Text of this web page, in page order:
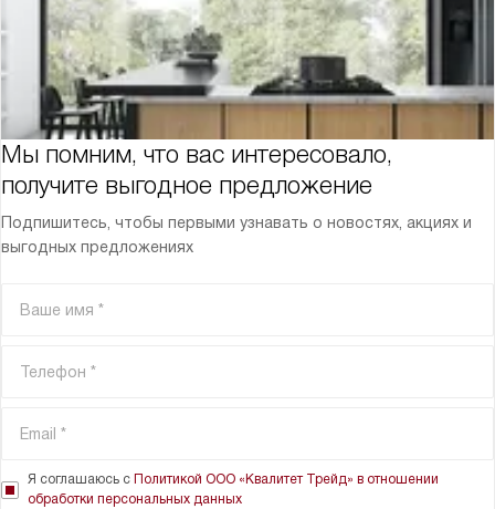
Мы помним, что вас интересовало,
получите выгодное предложение
Подпишитесь, чтобы первыми узнавать о новостях, акциях и
выгодных предложениях
Я соглашаюсь с Политикой ООО «Квалитет Трейд» в отношении
обработки персональных данных